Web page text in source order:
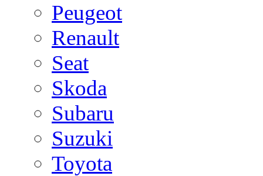
Peugeot
Renault
Seat
Skoda
Subaru
Suzuki
Toyota